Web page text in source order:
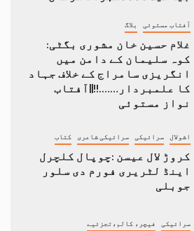
آفتاب مستوئی بلاگ
غلام حسین خان مشوری بگٹی:
کوہ سلیمان کے دامن میں
انگریزی سامراج کے خلاف جہاد
کا علمبردار…….!!||آفتاب
نواز مستوئی
اشولال سرائیکی سرائیکی شاعری کتاب
کروڑ لال عیسن :چوپال کلچرل
اینڈ لٹریری فورم دی سلور
جوبلی
سرائیکی فیچر، کالم،تجزئیے